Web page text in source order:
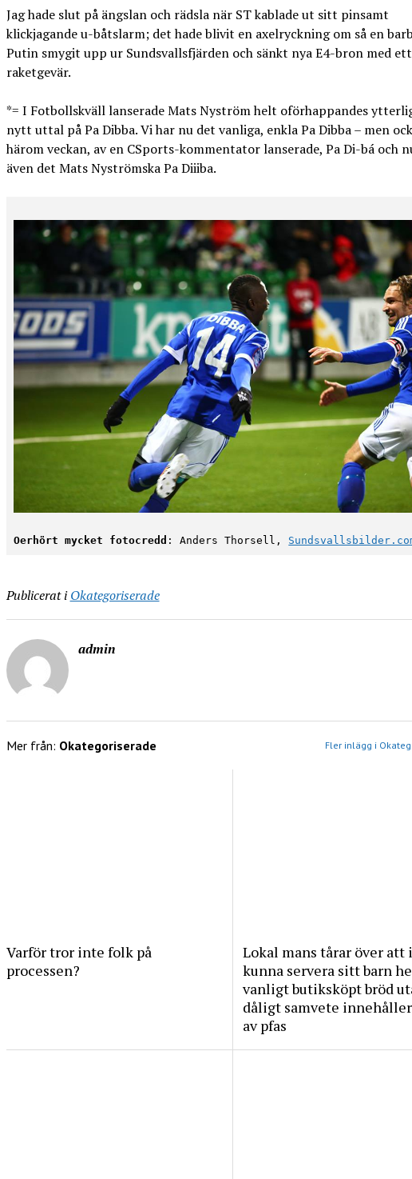
Jag hade slut på ängslan och rädsla när ST kablade ut sitt pinsamt
klickjagande u-båtslarm; det hade blivit en axelryckning om så en
Putin smygit upp ur Sundsvallsfjärden och sänkt nya E4-bron med ett
raketgevär.
*= I Fotbollskväll lanserade Mats Nyström helt oförhappandes
nytt uttal på Pa Dibba. Vi har nu det vanliga, enkla Pa Dibba – men
härom veckan, av en CSports-kommentator lanserade, Pa Di-bá och
även det Mats Nyströmska Pa Diiiba.
Oerhört mycket fotocredd : Anders Thorsell,
Publicerat i Okategoriserade
admin
Mer från: Okategoriserade Fler inlägg i
Varför tror inte folk på
processen?
Lokal mans tårar över att
kunna servera sitt barn
vanligt butiksköpt bröd
dåligt samvete
av pfas